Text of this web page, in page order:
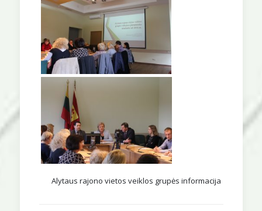
Alytaus rajono vietos veiklos grupės informacija